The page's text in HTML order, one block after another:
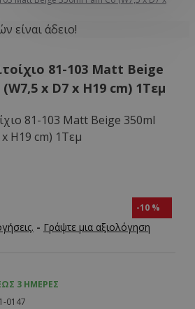
είναι άδειο!
81-103 Matt Beige
x D7 x H19 cm) 1Τεμ
-10 %
- Γράψτε μια αξιολόγηση
3 ΗΜΈΡΕΣ
0147